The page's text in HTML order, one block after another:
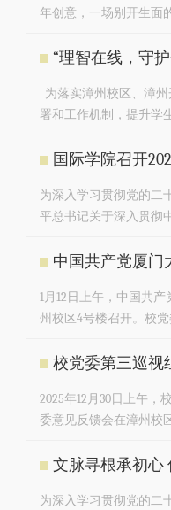
年创意，一场别开生面
为落实漳州校区、漳
署和工作机制，提升学
为深入学习贯彻党的二
平总书记关于深入贯彻
1月12日上午，中国共
州校区4号楼召开。校
2025年12月30日上午，
委意见反馈会在漳州校
为深入学习贯彻党的二